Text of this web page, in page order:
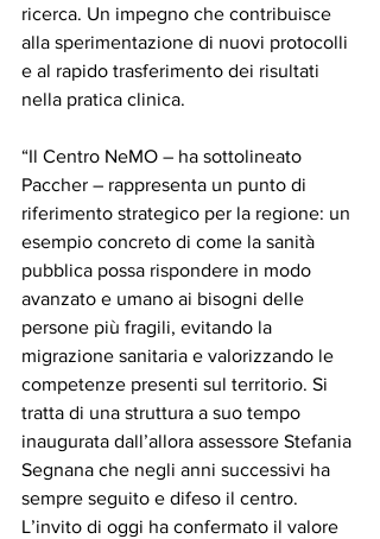
ricerca. Un impegno che contribuisce
alla sperimentazione di nuovi protocolli
e al rapido trasferimento dei risultati
nella pratica clinica.
“Il Centro NeMO – ha sottolineato
Paccher – rappresenta un punto di
riferimento strategico per la regione: un
esempio concreto di come la sanità
pubblica possa rispondere in modo
avanzato e umano ai bisogni delle
persone più fragili, evitando la
migrazione sanitaria e valorizzando le
competenze presenti sul territorio. Si
tratta di una struttura a suo tempo
inaugurata dall’allora assessore Stefania
Segnana che negli anni successivi ha
sempre seguito e difeso il centro.
L’invito di oggi ha confermato il valore